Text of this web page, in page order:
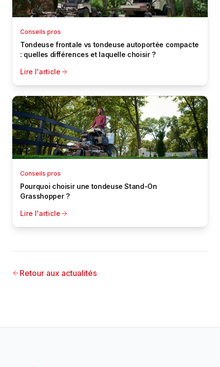
Conseils pros
Tondeuse frontale vs tondeuse autoportée compacte
: quelles différences et laquelle choisir ?
Lire l'article
Conseils pros
Pourquoi choisir une tondeuse Stand-On
Grasshopper ?
Lire l'article
Retour aux actualités